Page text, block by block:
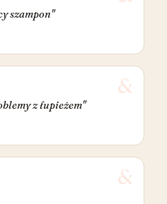
szampon"
z łupieżem"